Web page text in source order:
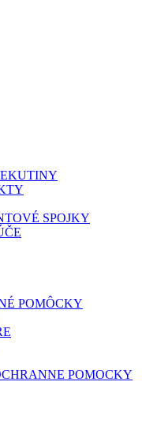
SPOJKY
POMÔCKY
POMOCKY